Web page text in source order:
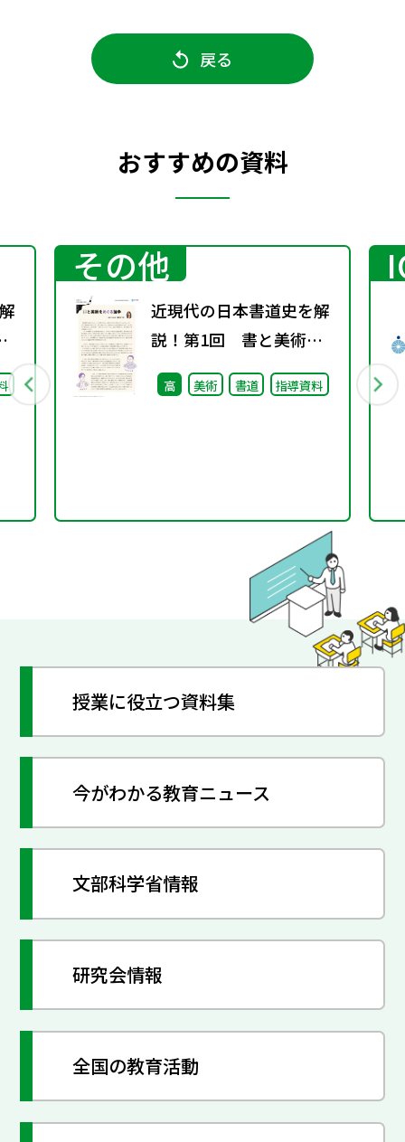
戻る
おすすめの資料
その他
近現代の日本書道史を解
説！第1回 書と美術を
めぐる論争
高 美術 書道 指導資料
授業に役立つ資料集
今がわかる教育ニュース
文部科学省情報
研究会情報
全国の教育活動